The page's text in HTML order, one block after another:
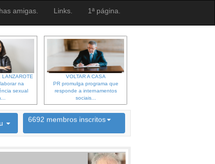
amigas. Links. 1ª página.
LANZAROTE
na
sexual
VOLTAR A CASA
PR promulga programa que
responde a internamentos
sociais...
6692 membros inscritos